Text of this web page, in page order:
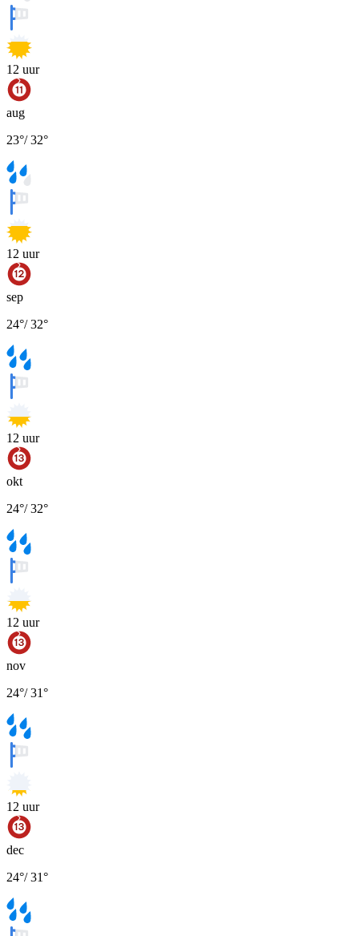
12 uur
aug
23°/32°
12 uur
sep
24°/32°
12 uur
okt
24°/32°
12 uur
nov
24°/31°
12 uur
dec
24°/31°